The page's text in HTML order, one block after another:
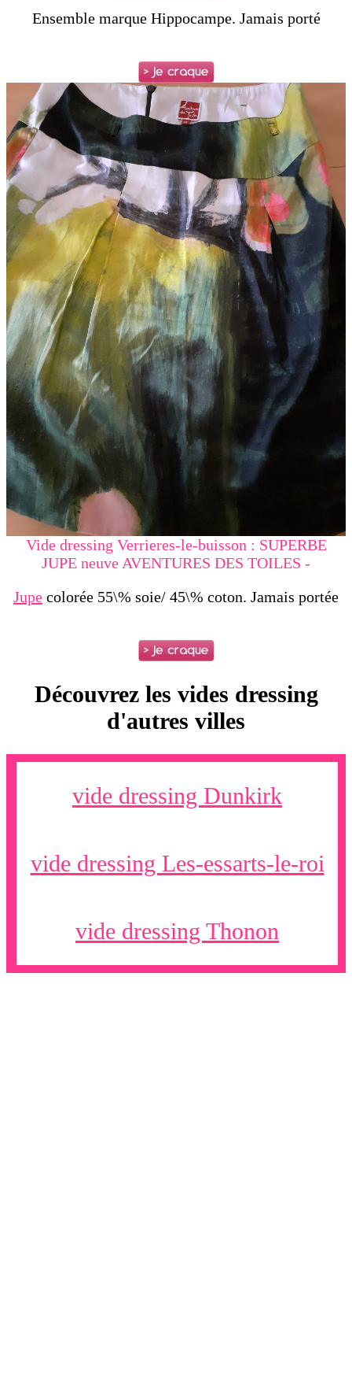
Ensemble marque Hippocampe. Jamais porté
Vide dressing Verrieres-le-buisson : SUPERBE
JUPE neuve AVENTURES DES TOILES -
Jupe colorée 55\% soie/ 45\% coton. Jamais portée
Découvrez les vides dressing
d'autres villes
vide dressing Dunkirk
vide dressing Les-essarts-le-roi
vide dressing Thonon